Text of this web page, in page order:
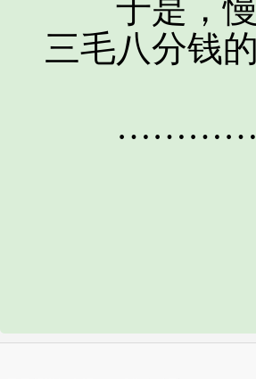
于是，慢
三毛八分钱的
…………